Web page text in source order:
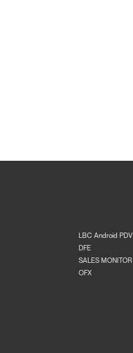
LBC Android PDV
DFE
SALES MONITOR
OFX